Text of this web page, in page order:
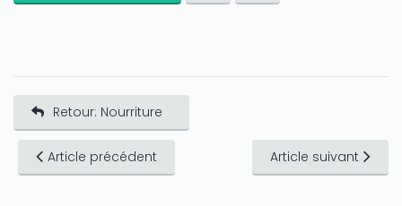
Retour: Nourriture
Article précédent Article suivant